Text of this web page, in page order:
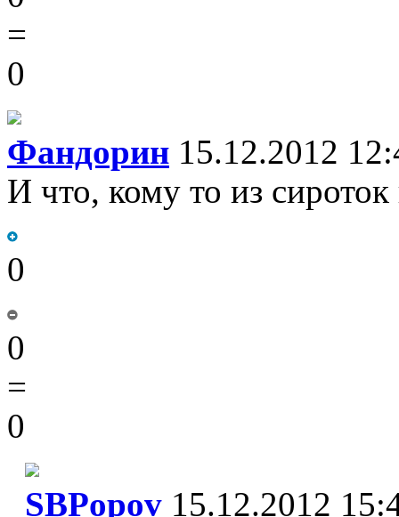
=
0
Фандорин 15.12.2012
И что, кому то из
0
0
=
0
SBPopov 15.12.2012